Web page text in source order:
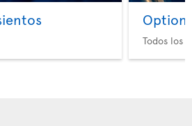
Option
Todos los